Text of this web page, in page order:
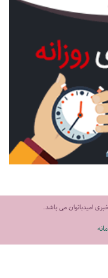
امیدبانوان می باشد.